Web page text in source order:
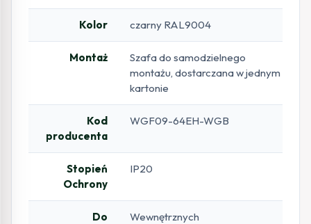
Kolor czarny RAL9004
Montaż
Szafa do samodzielnego
montażu, dostarczana w jednym
kartonie
Kod
producenta
WGF09-64EH-WGB
Stopień
Ochrony
IP20
Do
Wewnętrznych